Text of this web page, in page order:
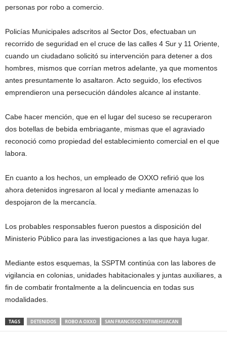
personas por robo a comercio.
Policías Municipales adscritos al Sector Dos, efectuaban un
recorrido de seguridad en el cruce de las calles 4 Sur y 11 Oriente,
cuando un ciudadano solicitó su intervención para detener a dos
hombres, mismos que corrían metros adelante, ya que momentos
antes presuntamente lo asaltaron. Acto seguido, los efectivos
emprendieron una persecución dándoles alcance al instante.
Cabe hacer mención, que en el lugar del suceso se recuperaron
dos botellas de bebida embriagante, mismas que el agraviado
reconoció como propiedad del establecimiento comercial en el que
labora.
En cuanto a los hechos, un empleado de OXXO refirió que los
ahora detenidos ingresaron al local y mediante amenazas lo
despojaron de la mercancía.
Los probables responsables fueron puestos a disposición del
Ministerio Público para las investigaciones a las que haya lugar.
Mediante estos esquemas, la SSPTM continúa con las labores de
vigilancia en colonias, unidades habitacionales y juntas auxiliares, a
fin de combatir frontalmente a la delincuencia en todas sus
modalidades.
TAGS DETENIDOS ROBO A OXXO SAN FRANCISCO TOTIMEHUACAN